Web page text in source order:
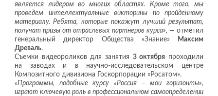
является лидером во многих областях. Кроме того, мы
проведем интеллектуальные викторины по пройденному
материалу. Ребята, которые покажут лучший результат,
получат призы от отраслевых партнеров курса», — отметил
генеральный директор Общества «Знание»
Максим
Древаль.
Съемки видеороликов для занятия 3 октября проходили
на заводах и в научно-исследовательском центре
Композитного дивизиона Госкорпорации «Росатом».
«Программы, подобные курсу «Россия – мои горизонты»,
играют ключевую роль в профессиональном самоопределении